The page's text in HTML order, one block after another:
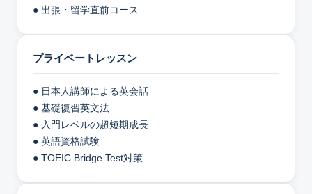
● 出張・留学直前コース
プライベートレッスン
● 日本人講師による英会話
● 基礎復習英文法
● 入門レベルの超短期成長
● 英語資格試験
● TOEIC Bridge Test対策